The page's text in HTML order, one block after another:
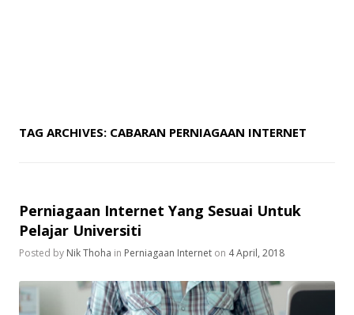
TAG ARCHIVES: CABARAN PERNIAGAAN INTERNET
Perniagaan Internet Yang Sesuai Untuk
Pelajar Universiti
Posted by Nik Thoha in Perniagaan Internet on 4 April, 2018